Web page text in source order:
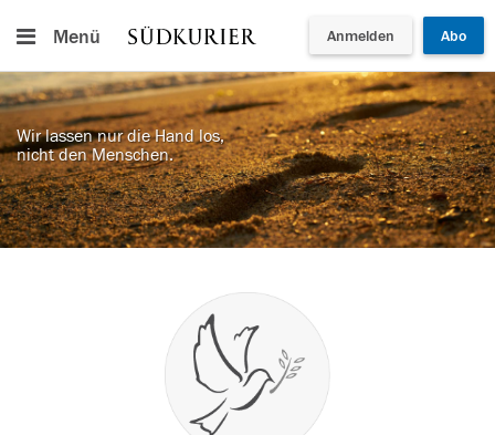
Menü Anmelden Abo
Wir lassen nur die Hand los,
nicht den Menschen.